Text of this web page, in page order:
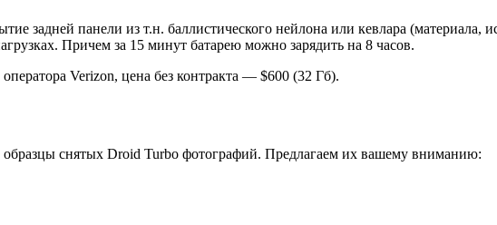
задней панели из т.н. баллистического нейлона или кевлара (материала,
Причем за 15 минут батарею можно зарядить на 8 часов.
Verizon, цена без контракта — $600 (32 Гб).
образцы снятых Droid Turbo фотографий. Предлагаем их вашему вниманию: